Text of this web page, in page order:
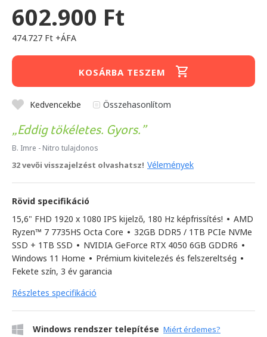
602.900 Ft
474.727 Ft +ÁFA
KOSÁRBA TESZEM
Kedvencekbe Összehasonlítom
Eddig tökéletes. Gyors.
B. Imre - Nitro tulajdonos
32 vevői visszajelzést olvashatsz! Vélemények
Rövid specifikáció
15,6" FHD 1920 x 1080 IPS kijelző, 180 Hz képfrissítés! • AMD
Ryzen™ 7 7735HS Octa Core • 32GB DDR5 / 1TB PCIe NVMe
SSD + 1TB SSD • NVIDIA GeForce RTX 4050 6GB GDDR6 •
Windows 11 Home • Prémium kivitelezés és felszereltség •
Fekete szín, 3 év garancia
Részletes specifikáció
Windows rendszer telepítése Miért érdemes?